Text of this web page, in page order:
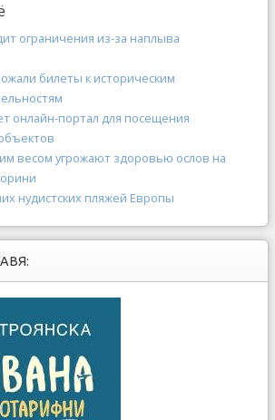
ограничения из-за наплыва
билеты к историческим
онлайн-портал для посещения
весом угрожают здоровью ослов на
нудистских пляжей Европы